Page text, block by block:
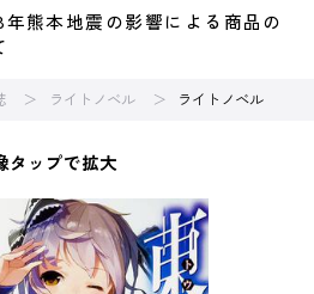
熊本地震の影響による商品の
ライトノベル ライトノベル
タップで拡大